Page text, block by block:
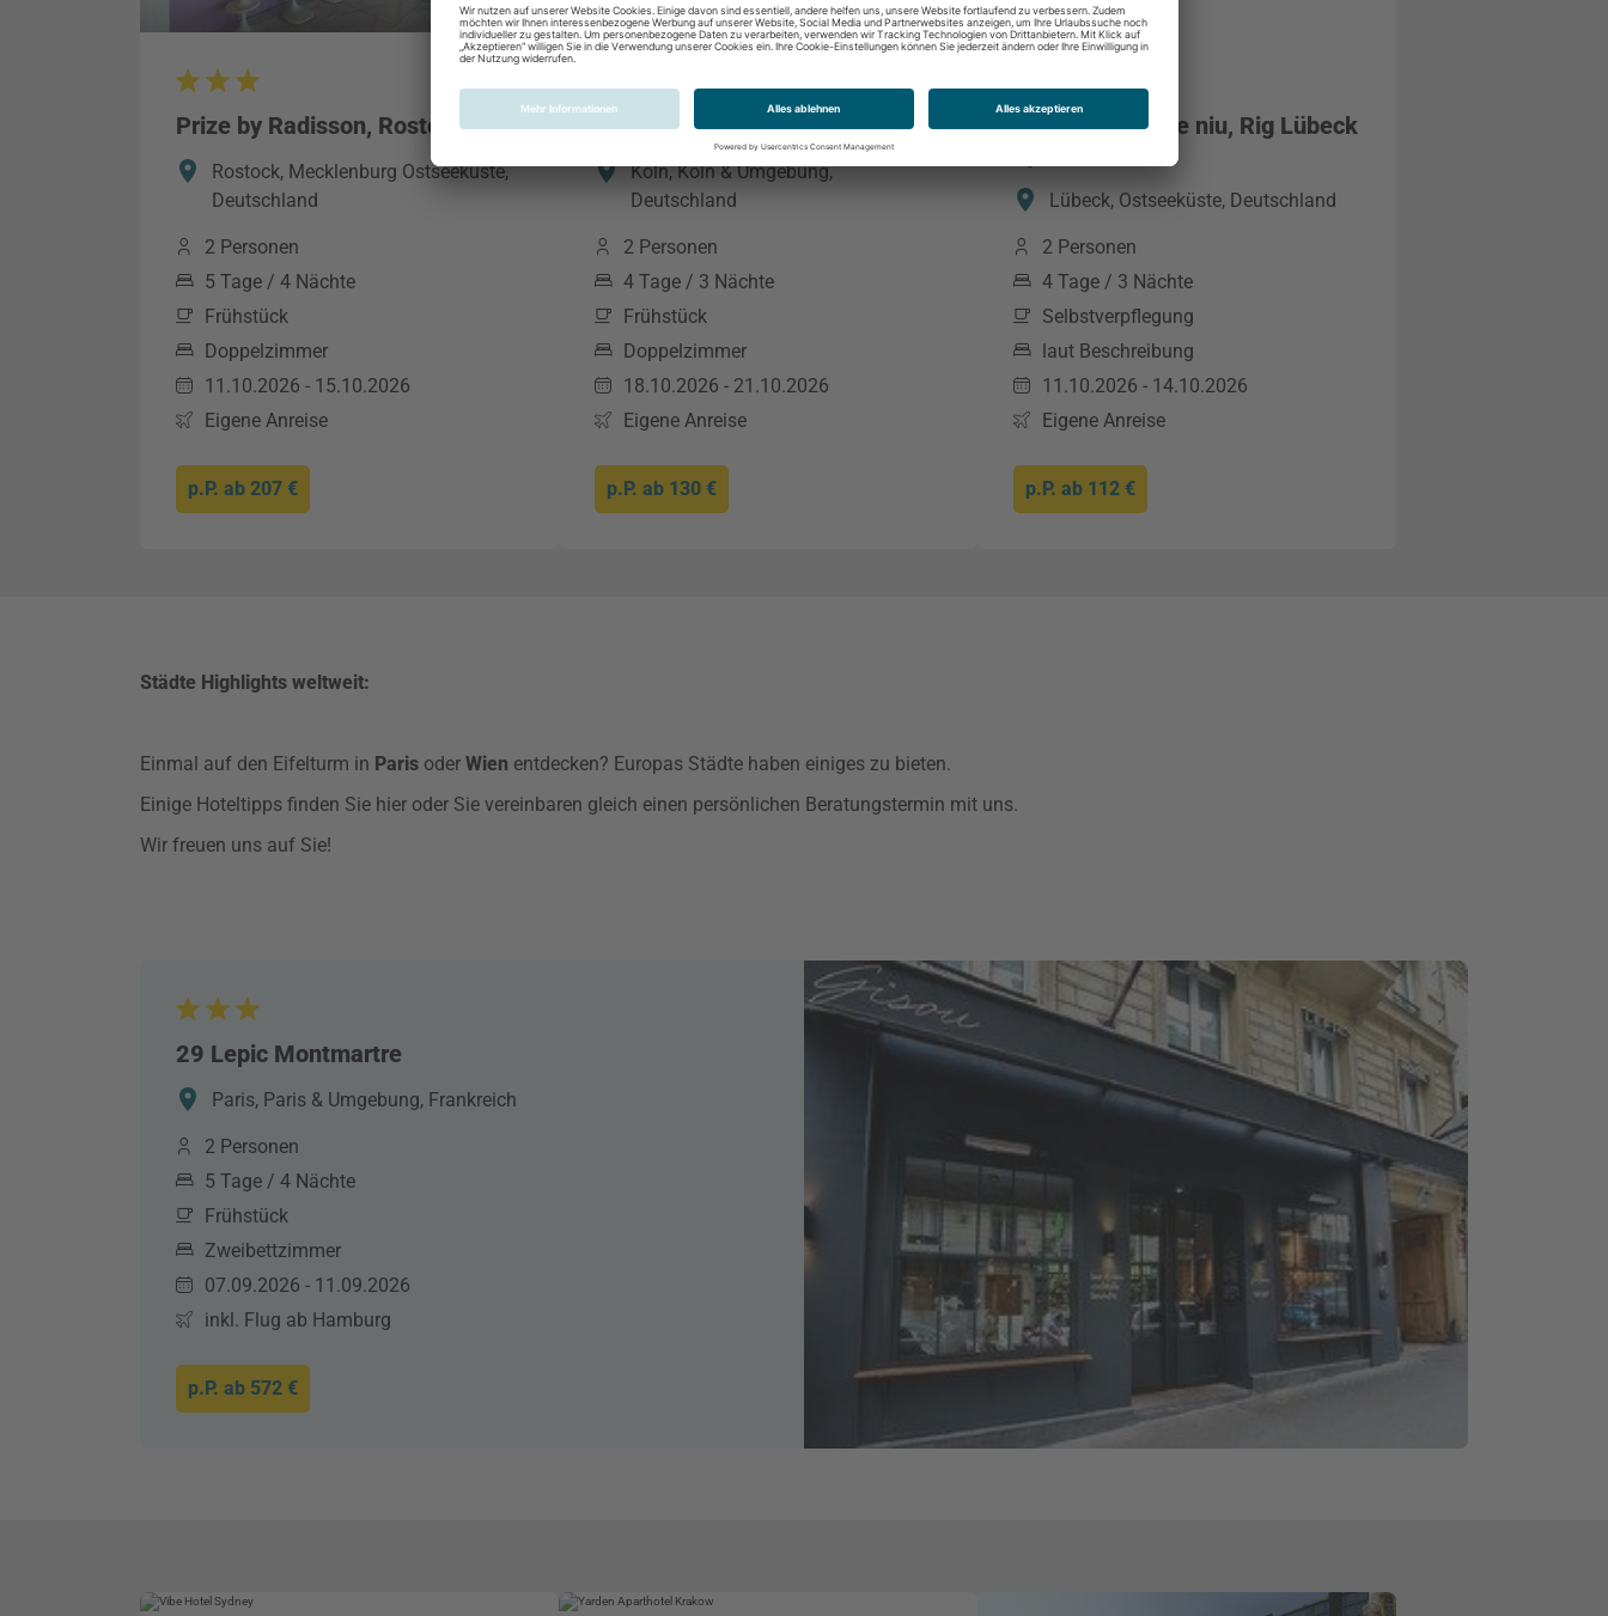
Prize by Radisson, Rostock City
Rostock, Mecklenburg Ostseeküste,
Deutschland
2 Personen
5 Tage / 4 Nächte
Frühstück
Doppelzimmer
11.10.2026 - 15.10.2026
Eigene Anreise
p.P. ab 207 €
NOVUM Hotel Leonet
Köln, Köln & Umgebung,
Deutschland
2 Personen
4 Tage / 3 Nächte
Frühstück
Doppelzimmer
18.10.2026 - 21.10.2026
Eigene Anreise
p.P. ab 130 €
Holiday Inn - the niu, Rig Lübeck
Lübeck, Ostseeküste, Deutschland
2 Personen
4 Tage / 3 Nächte
Selbstverpflegung
laut Beschreibung
11.10.2026 - 14.10.2026
Eigene Anreise
p.P. ab 112 €
Städte Highlights weltweit:
Einmal auf den Eifelturm in Paris oder Wien entdecken? Europas Städte haben einiges zu bieten.
Einige Hoteltipps finden Sie hier oder Sie vereinbaren gleich einen persönlichen Beratungstermin mit uns.
Wir freuen uns auf Sie!
29 Lepic Montmartre
Paris, Paris & Umgebung, Frankreich
2 Personen
5 Tage / 4 Nächte
Frühstück
Zweibettzimmer
07.09.2026 - 11.09.2026
inkl. Flug ab Hamburg
p.P. ab 572 €